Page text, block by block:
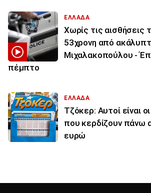
ΕΛΛΑΔΑ
Χωρίς τις αισθήσεις
53χρονη από
Μιχαλακοπούλου -
πέμπτο
ΕΛΛΑΔΑ
Τζόκερ: Αυτοί είναι
που κερδίζουν πάνω
ευρώ